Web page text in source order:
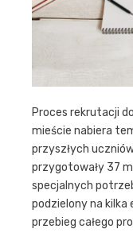
Proces rekrutacji
mieście nabiera
przyszłych
przygotowały 37
specjalnych
podzielony na
przebieg całego